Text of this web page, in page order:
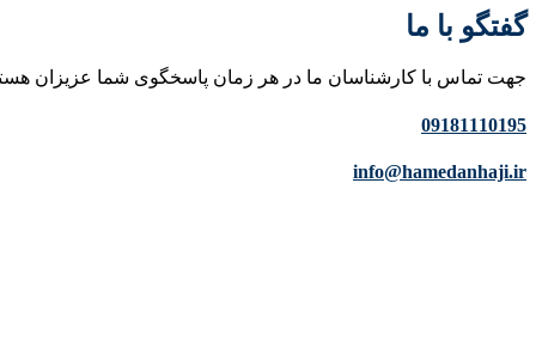
گفتگو با ما
جهت تماس با کارشناسان ما در هر زمان پاسخگوی شما عزیزان
09181110195
info@hamedanhaji.ir